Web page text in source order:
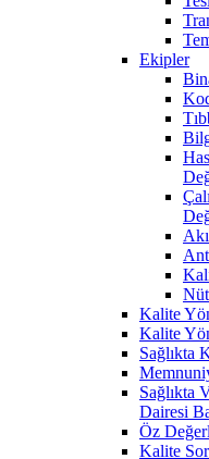
Ekipler
Kalite
Kalite
Sağlıkta
Sağlıkta
Dairesi
Öz
Kalite